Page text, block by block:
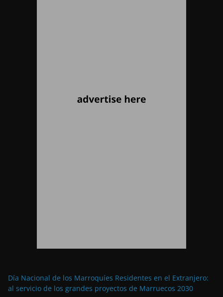
Día Nacional de los Marroquíes Residentes en el Extranjero:
al servicio de los grandes proyectos de Marruecos 2030